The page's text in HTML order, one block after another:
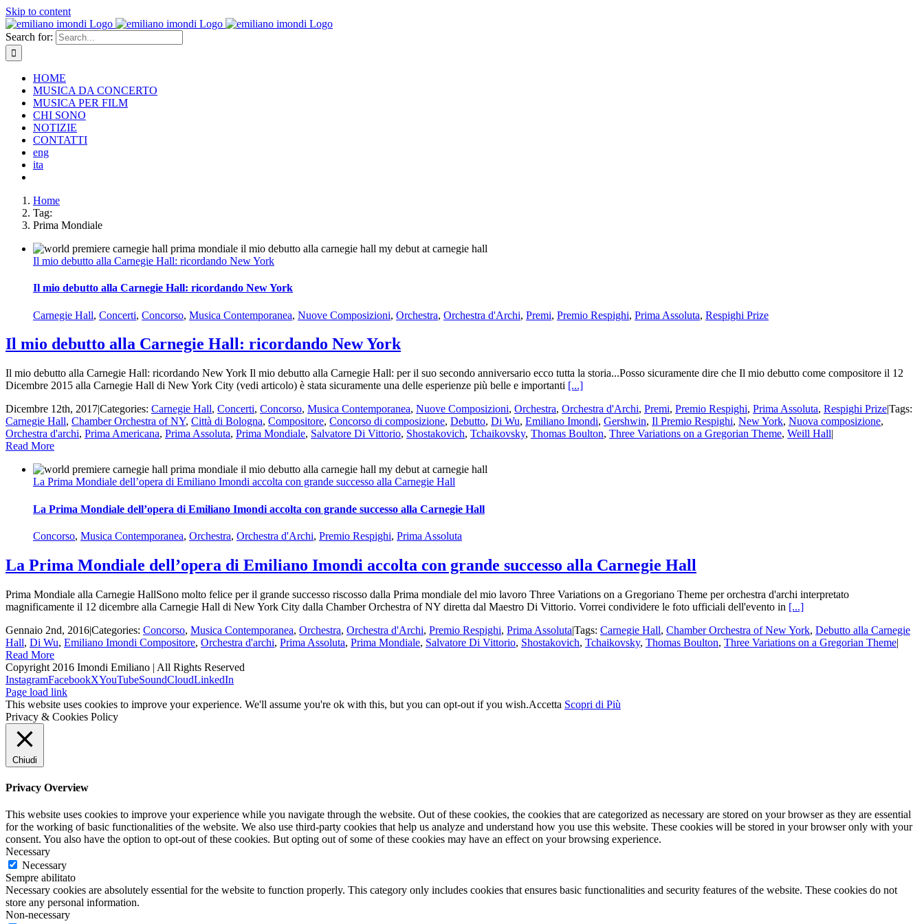
Skip to content
Search for:
HOME
MUSICA DA CONCERTO
MUSICA PER FILM
CHI SONO
NOTIZIE
CONTATTI
eng
ita
Home
Tag:
Prima Mondiale
Il mio debutto alla Carnegie Hall: ricordando New York
Il mio debutto alla Carnegie Hall: ricordando New York
Carnegie Hall, Concerti, Concorso, Musica Contemporanea, Nuove Composizioni, Orchestra, Orchestra d'Archi, Premi, Premio Respighi, Prima Assoluta, Respighi Prize
Il mio debutto alla Carnegie Hall: ricordando New York
Il mio debutto alla Carnegie Hall: ricordando New York Il mio debutto alla Carnegie Hall: per il suo secondo anniversario ecco tutta la storia...Posso sicuramente dire che Il mio debutto come compositore il 12
Dicembre 2015 alla Carnegie Hall di New York City (vedi articolo) è stata sicuramente una delle esperienze più belle e importanti [...]
Dicembre 12th, 2017|Categories: Carnegie Hall, Concerti, Concorso, Musica Contemporanea, Nuove Composizioni, Orchestra, Orchestra d'Archi, Premi, Premio Respighi, Prima Assoluta, Respighi Prize|Tags:
Carnegie Hall, Chamber Orchestra of NY, Città di Bologna, Compositore, Concorso di composizione, Debutto, Di Wu, Emiliano Imondi, Gershwin, Il Premio Respighi, New York, Nuova composizione,
Orchestra d'archi, Prima Americana, Prima Assoluta, Prima Mondiale, Salvatore Di Vittorio, Shostakovich, Tchaikovsky, Thomas Boulton, Three Variations on a Gregorian Theme, Weill Hall|
Read More
La Prima Mondiale dell’opera di Emiliano Imondi accolta con grande successo alla Carnegie Hall
La Prima Mondiale dell’opera di Emiliano Imondi accolta con grande successo alla Carnegie Hall
Concorso, Musica Contemporanea, Orchestra, Orchestra d'Archi, Premio Respighi, Prima Assoluta
La Prima Mondiale dell’opera di Emiliano Imondi accolta con grande successo alla Carnegie Hall
Prima Mondiale alla Carnegie HallSono molto felice per il grande successo riscosso dalla Prima mondiale del mio lavoro Three Variations on a Gregoriano Theme per orchestra d'archi interpretato
magnificamente il 12 dicembre alla Carnegie Hall di New York City dalla Chamber Orchestra of NY diretta dal Maestro Di Vittorio. Vorrei condividere le foto ufficiali dell'evento in [...]
Gennaio 2nd, 2016|Categories: Concorso, Musica Contemporanea, Orchestra, Orchestra d'Archi, Premio Respighi, Prima Assoluta|Tags: Carnegie Hall, Chamber Orchestra of New York, Debutto alla Carnegie
Hall, Di Wu, Emiliano Imondi Compositore, Orchestra d'archi, Prima Assoluta, Prima Mondiale, Salvatore Di Vittorio, Shostakovich, Tchaikovsky, Thomas Boulton, Three Variations on a Gregorian Theme|
Read More
Copyright 2016 Imondi Emiliano | All Rights Reserved
InstagramFacebookXYouTubeSoundCloudLinkedIn
Page load link
This website uses cookies to improve your experience. We'll assume you're ok with this, but you can opt-out if you wish.Accetta Scopri di Più
Privacy & Cookies Policy
Chiudi
Privacy Overview
This website uses cookies to improve your experience while you navigate through the website. Out of these cookies, the cookies that are categorized as necessary are stored on your browser as they are essential
for the working of basic functionalities of the website. We also use third-party cookies that help us analyze and understand how you use this website. These cookies will be stored in your browser only with your
consent. You also have the option to opt-out of these cookies. But opting out of some of these cookies may have an effect on your browsing experience.
Necessary
Necessary
Sempre abilitato
Necessary cookies are absolutely essential for the website to function properly. This category only includes cookies that ensures basic functionalities and security features of the website. These cookies do not
store any personal information.
Non-necessary